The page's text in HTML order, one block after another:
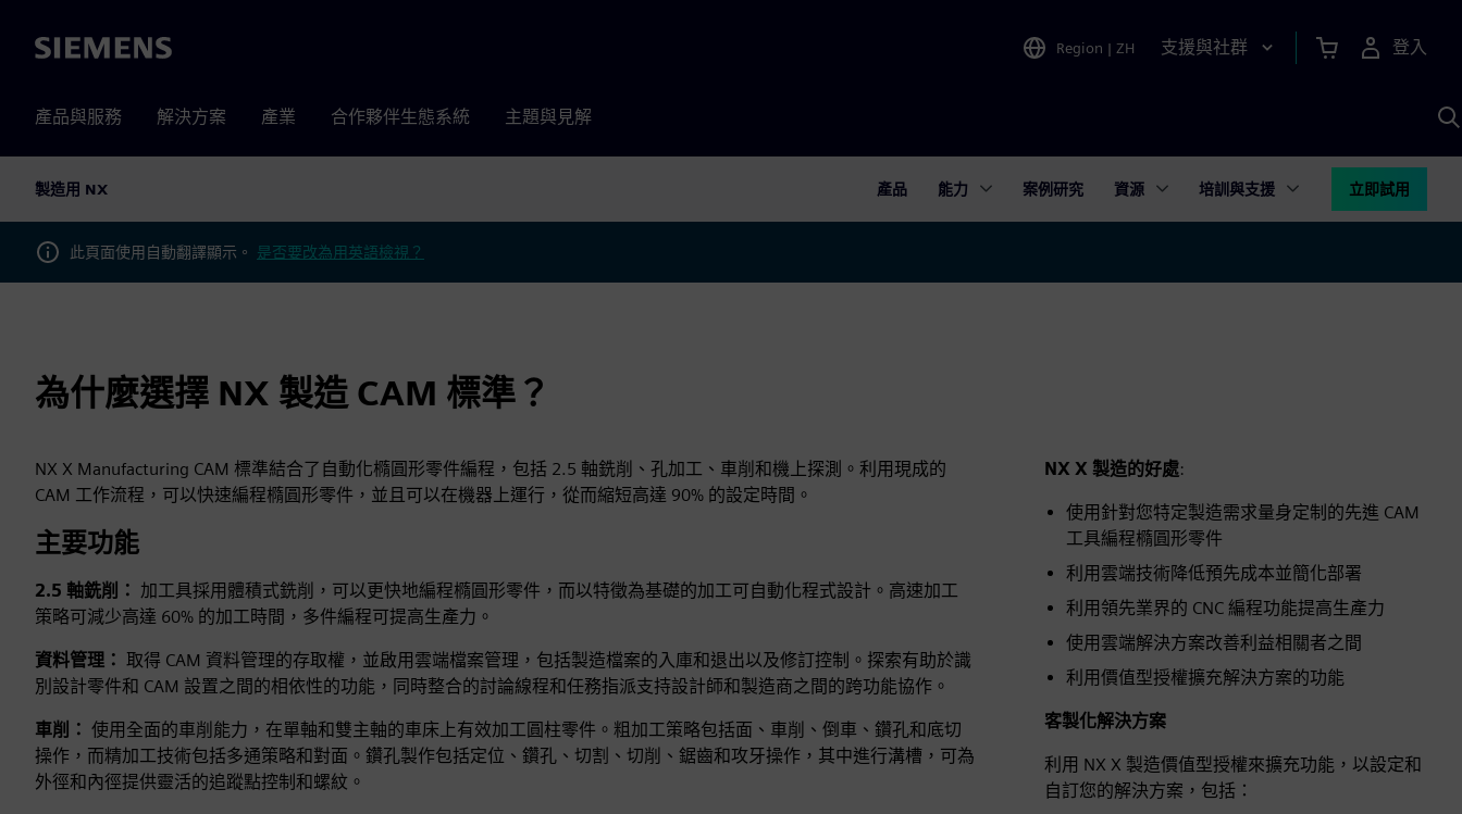
Siemens Region | ZH 支援與社群 登入
產品與服務 解決方案 產業 合作夥伴生態系統 主題與見解
製造用 NX 產品 能力 案例研究 資源 培訓與支援 立即試用
此頁面使用自動翻譯顯示。 是否要改為用英語檢視？
為什麼選擇 NX 製造 CAM 標準？
NX X Manufacturing CAM 標準結合了自動化橢圓形零件編程，包括 2.5 軸銑削、孔加工、車削和機上探測。利用現成的
CAM 工作流程，可以快速編程橢圓形零件，並且可以在機器上運行，從而縮短高達 90% 的設定時間。
主要功能
2.5 軸銑削： 加工具採用體積式銑削，可以更快地編程橢圓形零件，而以特徵為基礎的加工可自動化程式設計。高速加工
策略可減少高達 60% 的加工時間，多件編程可提高生產力。
資料管理： 取得 CAM 資料管理的存取權，並啟用雲端檔案管理，包括製造檔案的入庫和退出以及修訂控制。探索有助於識
別設計零件和 CAM 設置之間的相依性的功能，同時整合的討論線程和任務指派支持設計師和製造商之間的跨功能協作。
車削： 使用全面的車削能力，在單軸和雙主軸的車床上有效加工圓柱零件。粗加工策略包括面、車削、倒車、鑽孔和底切
操作，而精加工技術包括多通策略和對面。鑽孔製作包括定位、鑽孔、切割、切削、鋸齒和攻牙操作，其中進行溝槽，可為
外徑和內徑提供靈活的追蹤點控制和螺紋。
NX X 製造的好處:
使用針對您特定製造需求量身定制的先進 CAM
工具編程橢圓形零件
利用雲端技術降低預先成本並簡化部署
利用領先業界的 CNC 編程功能提高生產力
使用雲端解決方案改善利益相關者之間
利用價值型授權擴充解決方案的功能
客製化解決方案
利用 NX X 製造價值型授權來擴充功能，以設定和
自訂您的解決方案，包括：